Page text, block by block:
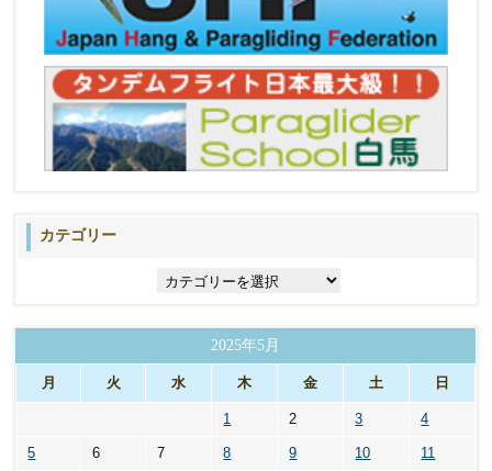
カテゴリー
ー
2025年5月
月 火 水 木 金 土 日
1 2 3 4
5 6 7 8 9 10 11